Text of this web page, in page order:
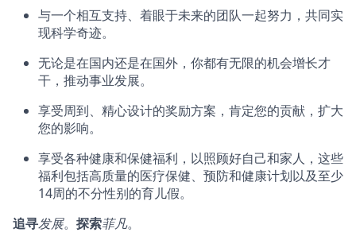
与一个相互支持、着眼于未来的团队一起努力，共同实
现科学奇迹。
无论是在国内还是在国外，你都有无限的机会增长才
干，推动事业发展。
享受周到、精心设计的奖励方案，肯定您的贡献，扩大
您的影响。
享受各种健康和保健福利，以照顾好自己和家人，这些
福利包括高质量的医疗保健、预防和健康计划以及至少
14周的不分性别的育儿假。
追寻发展。 探索菲凡。